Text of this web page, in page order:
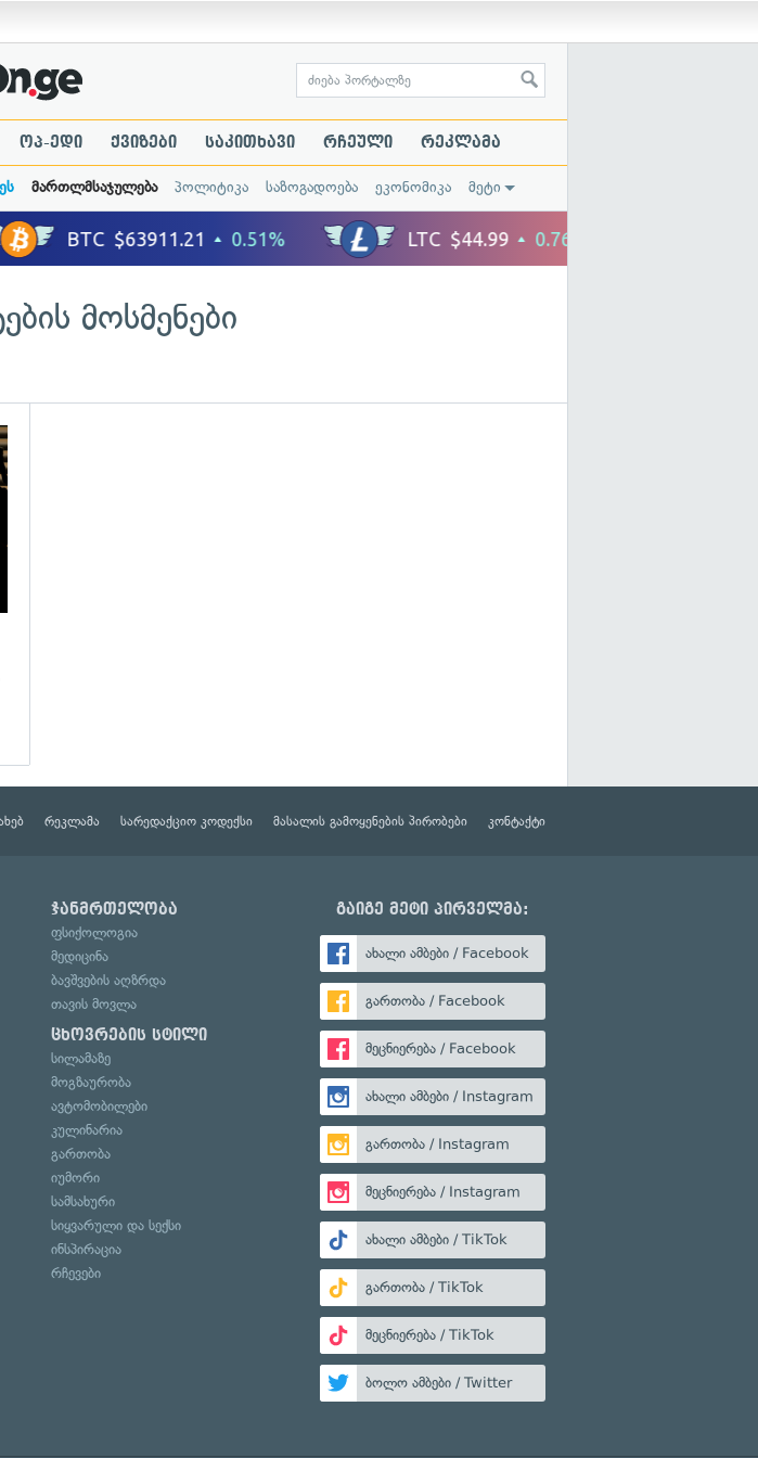
ოპ-ედი ქვიზები საკითხავი რჩეული რეკლამა
მართლმსაჯულება პოლიტიკა საზოგადოება ეკონომიკა მეტი
მოსმენები
რეკლამა სარედაქციო კოდექსი მასალის გამოყენების პირობები კონტაქტი
ჯანმრთელობა
ფსიქოლოგია
მედიცინა
ბავშვების აღზრდა
თავის მოვლა
ცხოვრების სტილი
სილამაზე
მოგზაურობა
ავტომობილები
კულინარია
გართობა
იუმორი
სამსახური
სიყვარული და სექსი
ინსპირაცია
რჩევები
გაიგე მეტი პირველმა:
ახალი ამბები / Facebook
გართობა / Facebook
მეცნიერება / Facebook
ახალი ამბები / Instagram
გართობა / Instagram
მეცნიერება / Instagram
ახალი ამბები / TikTok
გართობა / TikTok
მეცნიერება / TikTok
ბოლო ამბები / Twitter